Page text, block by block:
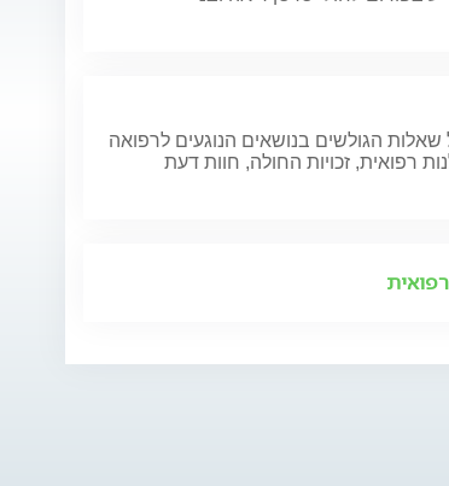
שאלות הגולשים בנושאים הנוגעים לרפואה
רפואית, זכויות החולה, חוות דעת